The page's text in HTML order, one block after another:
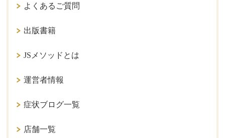
よくあるご質問
出版書籍
JSメソッドとは
運営者情報
症状ブログ一覧
店舗一覧